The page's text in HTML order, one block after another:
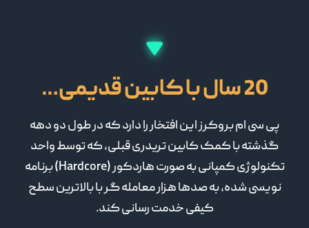
سی ام بروکرز این افتخار را دارد که در طول دو دهه
با کمک کابین تریدری قبلی، که توسط واحد
تکنولوژی کمپانی به صورت هاردکور (Hardcore) برنامه
شده، به صدها هزار معامله گر با بالاترین سطح
کیفی خدمت رسانی کند.